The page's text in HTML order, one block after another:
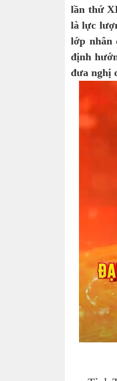
lần thứ
là lực
lớp nhân
định
đưa nghị